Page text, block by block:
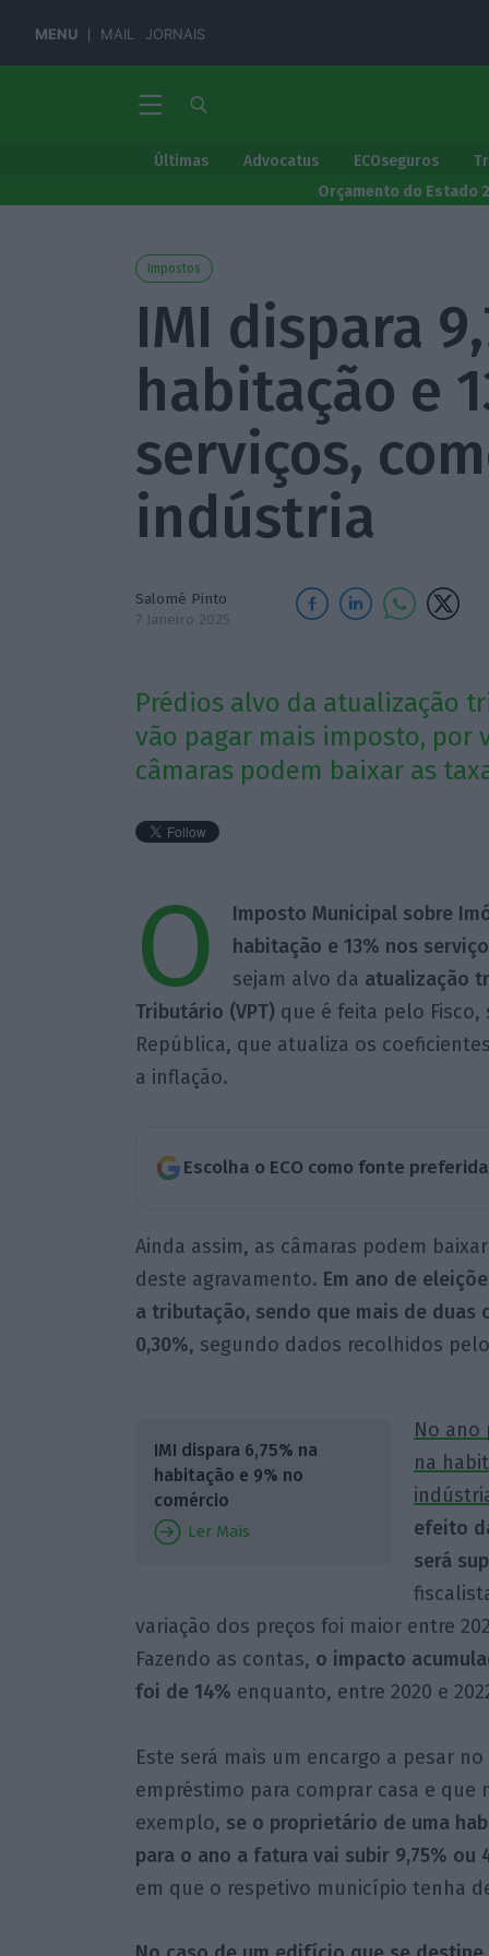
MENU MAIL JORNAIS
Últimas Advocatus ECOseguros
Orçamento do Estado
Impostos
IMI dispara
habitação e
serviços,
indústria
Salomé Pinto
7 Janeiro 2025
Prédios alvo da atualização
vão pagar mais imposto, por
câmaras podem baixar as
O
Imposto Municipal sobre
habitação e 13% nos
sejam alvo da atualização
Tributário (VPT) que é feita pelo Fisco,
República, que atualiza os
a inflação.
Escolha o ECO como fonte
Ainda assim, as câmaras podem
deste agravamento. Em ano de
a tributação, sendo que mais de
0,30%, segundo dados recolhidos pelo
IMI dispara 6,75% na
habitação e 9% no
comércio
Ler Mais
No ano
na
efeito
será
variação dos preços foi maior entre
Fazendo as contas, o impacto
foi de 14% enquanto, entre 2020 e
Este será mais um encargo a pesar
empréstimo para comprar casa e que
exemplo, se o proprietário de uma
para o ano a fatura vai subir 9,75% ou
em que o respetivo município tenha